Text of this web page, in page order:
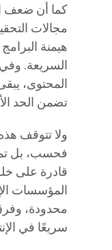
كما أن ضعف
مجالات
هيمنة
السريعة.
المحتوى،
تضمن الحد
ولا تتوقف
فحسب، بل
قادرة على
المؤسسات
محدودة،
سريعًا في